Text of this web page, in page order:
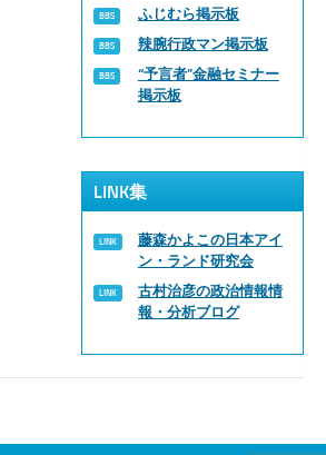
ふじむら掲示板
辣腕行政マン掲示板
“予言者”金融セミナー
掲示板
LINK集
藤森かよこの日本アイ
ン・ランド研究会
古村治彦の政治情報情
報・分析ブログ